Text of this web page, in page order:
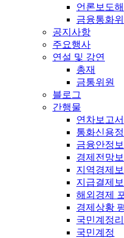
언론보도
금융통화
공지사항
주요행사
연설 및 강연
총재
금통위원
블로그
간행물
연차보고서
통화신용
금융안정
경제전망
지역경제
지급결제
해외경제
경제상황
국민계정
국민계정